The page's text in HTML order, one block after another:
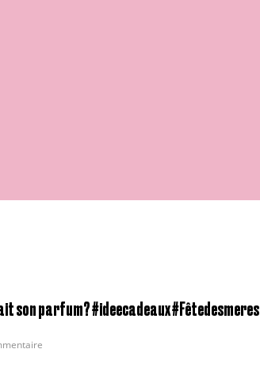
son parfum? #ideecadeaux #Fêtedesmeres